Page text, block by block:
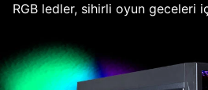
RGB ledler, sihirli oyun geceleri